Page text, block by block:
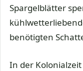
Spargelblätter
benötigten
In der